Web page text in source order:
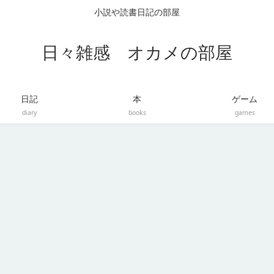
小説や読書日記の部屋
日々雑感 オカメの部屋
日記
diary
本
books
ゲーム
games